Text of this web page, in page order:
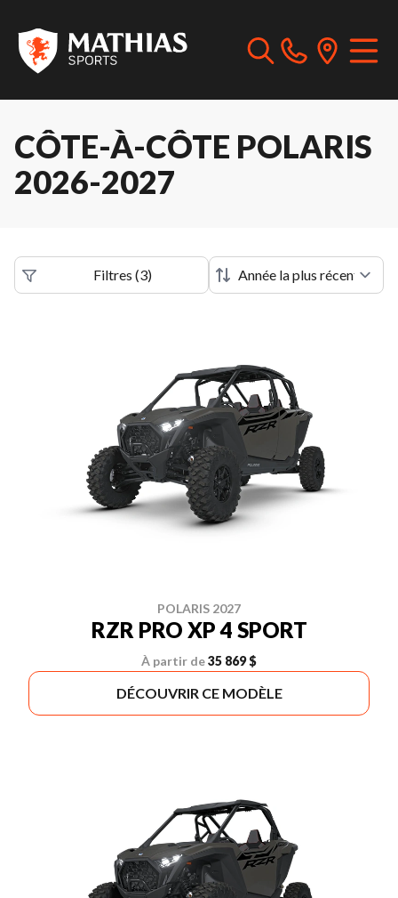
CÔTE-À-CÔTE POLARIS
2026-2027
Filtres (3)
POLARIS 2027
RZR PRO XP 4 SPORT
À partir de35 869 $
DÉCOUVRIR CE MODÈLE